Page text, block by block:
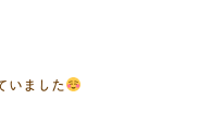
いました